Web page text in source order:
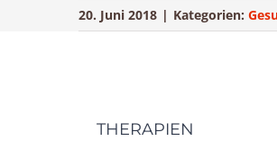
20. Juni 2018 | Kategorien:
THERAPIEN